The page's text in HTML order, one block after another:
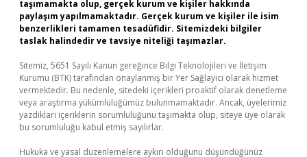
taşımamakta olup, gerçek kurum ve kişiler hakkında
paylaşım yapılmamaktadır. Gerçek kurum ve kişiler ile isim
benzerlikleri tamamen tesadüfidir. Sitemizdeki bilgiler
taslak halindedir ve tavsiye niteliği taşımazlar.
Sitemiz, 5651 Sayılı Kanun gereğince Bilgi Teknolojileri ve İletişim
Kurumu (BTK) tarafından onaylanmış bir Yer Sağlayıcı olarak hizmet
vermektedir. Bu nedenle, sitedeki içerikleri proaktif olarak denetleme
veya araştırma yükümlülüğümüz bulunmamaktadır. Ancak, üyelerimiz
yazdıkları içeriklerin sorumluluğunu taşımakta olup, siteye üye olarak
bu sorumluluğu kabul etmiş sayılırlar.
Hukuka ve yasal düzenlemelere aykırı olduğunu düşündüğünüz